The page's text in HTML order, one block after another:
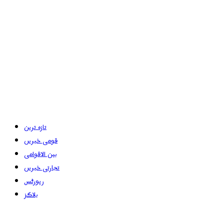
تازہ ترین
قومی خبریں
بین الاقوامی
تجارتی خبریں
رپورٹس
بلاگز